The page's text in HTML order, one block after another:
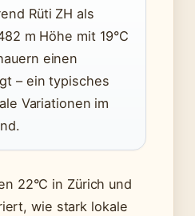
Rüti ZH als
m Höhe mit 19°C
einen
– ein typisches
Variationen im
22°C in Zürich und
wie stark lokale